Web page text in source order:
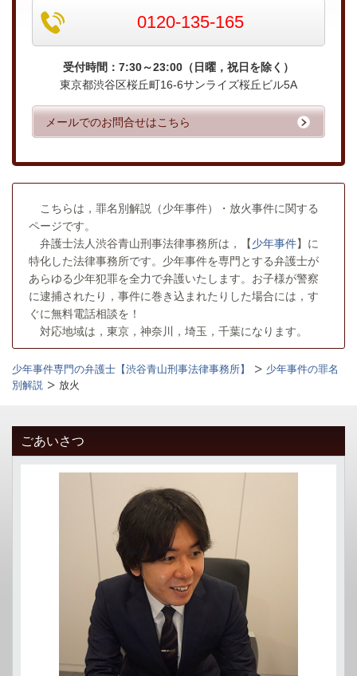
0120-135-165
受付時間：7:30～23:00（日曜，祝日を除く）
東京都渋谷区桜丘町16-6サンライズ桜丘ビル5A
メールでのお問合せはこちら
こちらは，罪名別解説（少年事件）・放火事件に関する
ページです。
弁護士法人渋谷青山刑事法律事務所は，【少年事件】に
特化した法律事務所です。少年事件を専門とする弁護士が
あらゆる少年犯罪を全力で弁護いたします。お子様が警察
に逮捕されたり，事件に巻き込まれたりした場合には，す
ぐに無料電話相談を！
対応地域は，東京，神奈川，埼玉，千葉になります。
少年事件専門の弁護士【渋谷青山刑事法律事務所】
少年事件の罪名
別解説
放火
ごあいさつ